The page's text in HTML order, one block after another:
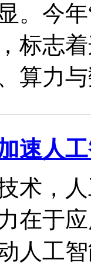
。今
标志
算力
速人
术，
在于
人工